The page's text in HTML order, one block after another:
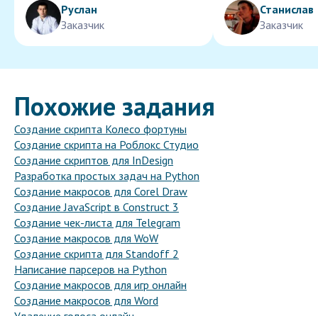
Руслан
Заказчик
Станислав
Заказчик
Похожие задания
Создание скрипта Колесо фортуны
Создание скрипта на Роблокс Студио
Создание скриптов для InDesign
Разработка простых задач на Python
Создание макросов для Corel Draw
Создание JavaScript в Construct 3
Создание чек-листа для Telegram
Создание макросов для WoW
Создание скрипта для Standoff 2
Написание парсеров на Python
Создание макросов для игр онлайн
Создание макросов для Word